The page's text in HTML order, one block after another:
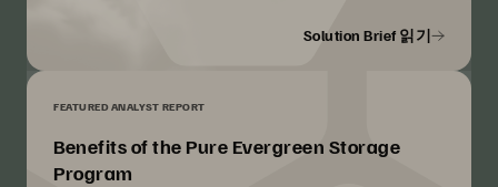
Solution Brief 읽기
FEATURED ANALYST REPORT
Benefits of the Pure Evergreen Storage
Program